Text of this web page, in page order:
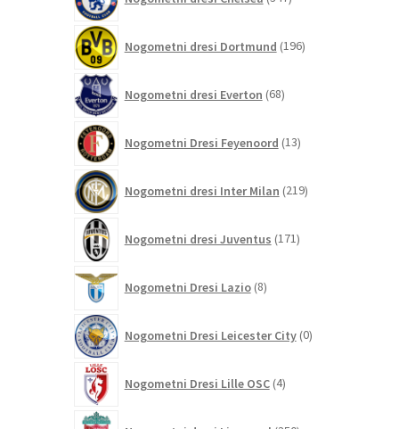
izdelkov
Nogometni dresi Dortmund 196izdelkov
Nogometni dresi Everton 68izdelkov
Nogometni Dresi Feyenoord 13izdelkov
Nogometni dresi Inter Milan 219izdelkov
Nogometni dresi Juventus 171izdelkov
Nogometni Dresi Lazio 8izdelkov
Nogometni Dresi Leicester City 0izdelkov
Nogometni Dresi Lille OSC 4izdelki